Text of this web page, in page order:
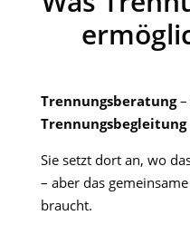
Trennungsberatung–
Trennungsbegleitung
Sie setzt dort an, wo
– aber das
braucht.